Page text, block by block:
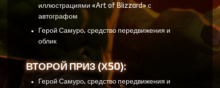
иллюстрациями «Art of Blizzard» с
автографом
Герой Самуро, средство передвижения и
облик
ВТОРОЙ ПРИЗ (Х50):
Герой Самуро, средство передвижения и